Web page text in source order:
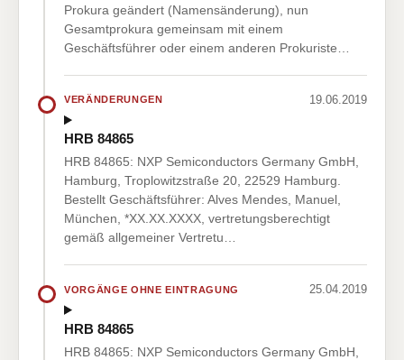
Prokura geändert (Namensänderung), nun
Gesamtprokura gemeinsam mit einem
Geschäftsführer oder einem anderen Prokuriste…
VERÄNDERUNGEN 19.06.2019
HRB 84865
HRB 84865: NXP Semiconductors Germany GmbH,
Hamburg, Troplowitzstraße 20, 22529 Hamburg.
Bestellt Geschäftsführer: Alves Mendes, Manuel,
München, *XX.XX.XXXX, vertretungsberechtigt
gemäß allgemeiner Vertretu…
VORGÄNGE OHNE EINTRAGUNG 25.04.2019
HRB 84865
HRB 84865: NXP Semiconductors Germany GmbH,